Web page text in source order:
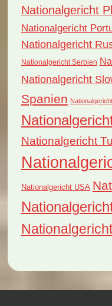
Nationalgericht
Nationalgericht
Nationalgericht
Nationalgericht Serbien
Nationalgericht
Spanien
Nationalgericht
Nationalgericht USA